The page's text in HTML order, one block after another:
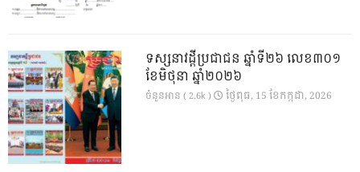
ទស្សនាវដ្ដីប្រជាជន ឆ្នាំទី២៦ លេខ៣០១
ខែមិថុនា ឆ្នាំ២០២៦
ចំនួនអាន ( 2.6k ) ថ្ងៃ​ពុធ, 15 ខែ​កក្កដា, 2026